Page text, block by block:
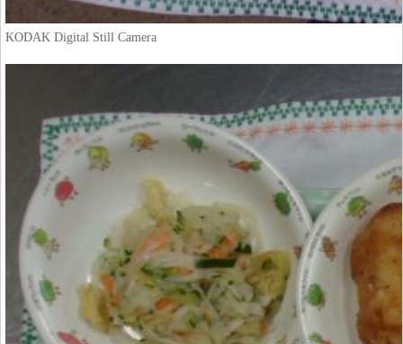
KODAK Digital Still Camera